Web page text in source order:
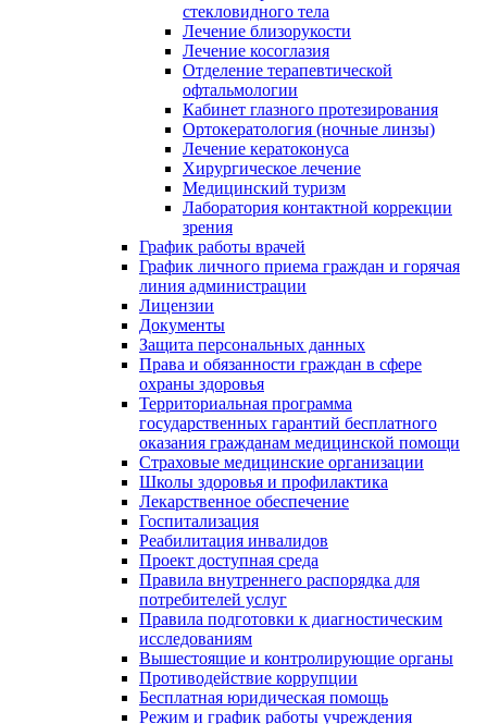
стекловидного тела
Лечение близорукости
Лечение косоглазия
Отделение терапевтической
офтальмологии
Кабинет глазного протезирования
Ортокератология (ночные линзы)
Лечение кератоконуса
Хирургическое лечение
Медицинский туризм
Лаборатория контактной коррекции
зрения
График работы врачей
График личного приема граждан и горячая
линия администрации
Лицензии
Документы
Защита персональных данных
Права и обязанности граждан в сфере
охраны здоровья
Территориальная программа
государственных гарантий бесплатного
оказания гражданам медицинской помощи
Страховые медицинские организации
Школы здоровья и профилактика
Лекарственное обеспечение
Госпитализация
Реабилитация инвалидов
Проект доступная среда
Правила внутреннего распорядка для
потребителей услуг
Правила подготовки к диагностическим
исследованиям
Вышестоящие и контролирующие органы
Противодействие коррупции
Бесплатная юридическая помощь
Режим и график работы учреждения